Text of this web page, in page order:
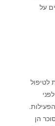
על
לטיפול
30 דקות לפני
הן